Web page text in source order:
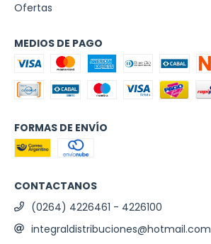
Ofertas
MEDIOS DE PAGO
FORMAS DE ENVÍO
CONTACTANOS
(0264) 4226461 - 4226100
integraldistribuciones@hotmail.com